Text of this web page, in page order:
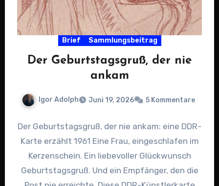
Brief Sammlungsbeitrag
Der Geburtstagsgruß, der nie
ankam
Igor Adolph Juni 19, 2026 5 Kommentare
Der Geburtstagsgruß, der nie ankam: eine DDR-
Karte erzählt 1961 Eine Frau, eingeschlafen im
Kerzenschein. Ein liebevoller Glückwunsch
Geburtstagsgruß. Und ein Empfänger, den die